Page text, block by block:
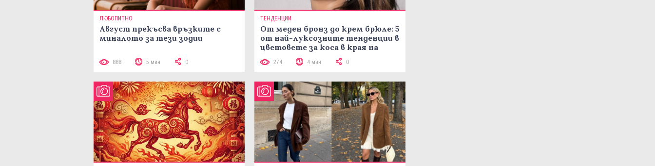
ЛЮБОПИТНО
Август прекъсва връзките с
миналото за тези зодии
888 5 мин 0
ТЕНДЕНЦИИ
От меден бронз до крем брюле: 5
от най-луксозните тенденции в
цветовете за коса в края на
274 4 мин 0